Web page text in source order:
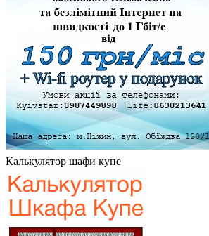
Калькулятор шафи купе